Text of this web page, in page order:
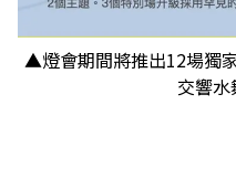
▲燈會期間將推出12場獨
交響水